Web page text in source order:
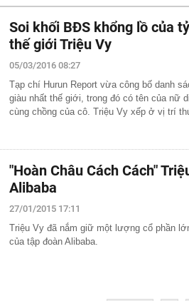
Hà dần lộ diện giữa sông Hồng
30% thuế cho hộ kinh doanh, doanh
nhựa thường có lỗ tròn ở giữa?
Thị Quỳnh SN 1995 trong phòng hát karaoke
31/8, một ngân hàng có thể từ chối giao dịch
khách hàng trong trường hợp sau
vô cùng phức tạp": Nga đổi chiến thuật, đánh
Ukraine
Yamaha NVX và Honda SH
là ai mà gây sốt khi vướng nghi vấn hẹn
giữ lời, mua hết lượng cổ phiếu đã đăng ký
hiện tại của tuyến cáp treo lên thẳng nơi được
Việt Nam": Khi nào đón khách?
nhà đã được ngân hàng bán đấu giá, một
Soi khối BĐS khổng lồ của
thế giới Triệu Vy
05/03/2016 08:27
Tạp chí Hurun Report vừa công bố danh
giàu nhất thế giới, trong đó có tên của nữ
cùng chồng của cô. Triệu Vy xếp ở vị trí
"Hoàn Châu Cách Cách"
Alibaba
27/01/2015 17:11
Triệu Vy đã nắm giữ một lượng cổ phần
của tập đoàn Alibaba.